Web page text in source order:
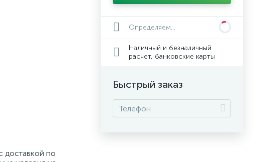
доставкой по
Определяем...
Наличный и безналичный
расчет, банковские карты
Быстрый заказ